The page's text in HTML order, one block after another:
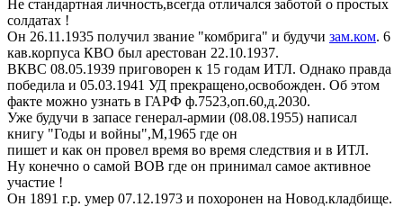
Не стандартная личность,всегда отличался заботой о простых
солдатах !
Он 26.11.1935 получил звание "комбрига" и будучи зам.ком. 6
кав.корпуса КВО был арестован 22.10.1937.
ВКВС 08.05.1939 приговорен к 15 годам ИТЛ. Однако правда
победила и 05.03.1941 УД прекращено,освобожден. Об этом
факте можно узнать в ГАРФ ф.7523,оп.60,д.2030.
Уже будучи в запасе генерал-армии (08.08.1955) написал
книгу "Годы и войны",М,1965 где он
пишет и как он провел время во время следствия и в ИТЛ.
Ну конечно о самой ВОВ где он принимал самое активное
участие !
Он 1891 г.р. умер 07.12.1973 и похоронен на Новод.кладбище.